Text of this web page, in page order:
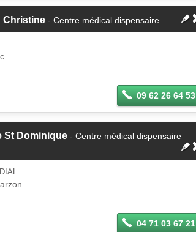
Christine - Centre médical dispensaire
09 62 26 64 53
St Dominique - Centre médical dispensaire
04 71 03 67 21